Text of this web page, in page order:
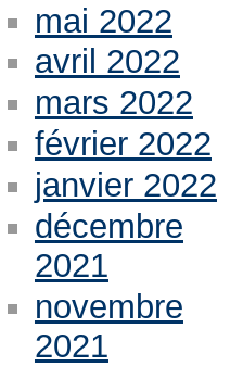
mai 2022
avril 2022
mars 2022
février 2022
janvier 2022
décembre
2021
novembre
2021